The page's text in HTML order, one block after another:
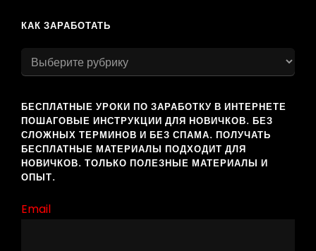
КАК ЗАРАБОТАТЬ
как
заработать
БЕСПЛАТНЫЕ УРОКИ ПО ЗАРАБОТКУ В ИНТЕРНЕТЕ
ПОШАГОВЫЕ ИНСТРУКЦИИ ДЛЯ НОВИЧКОВ. БЕЗ
СЛОЖНЫХ ТЕРМИНОВ И БЕЗ СПАМА. ПОЛУЧАТЬ
БЕСПЛАТНЫЕ МАТЕРИАЛЫ ПОДХОДИТ ДЛЯ
НОВИЧКОВ. ТОЛЬКО ПОЛЕЗНЫЕ МАТЕРИАЛЫ И
ОПЫТ.
Email